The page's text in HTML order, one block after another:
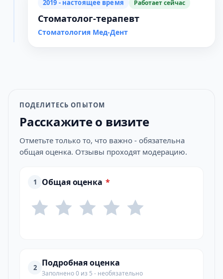
2019 - настоящее время Работает сейчас
Стоматолог-терапевт
Стоматология Мед-Дент
ПОДЕЛИТЕСЬ ОПЫТОМ
Расскажите о визите
Отметьте только то, что важно - обязательна
общая оценка. Отзывы проходят модерацию.
1 Общая оценка *
2 Подробная оценка
Заполнено 0 из 5 - необязательно